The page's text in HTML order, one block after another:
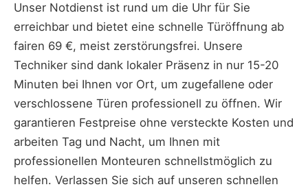
Unser Notdienst ist rund um die Uhr für Sie
erreichbar und bietet eine schnelle Türöffnung ab
fairen 69 €, meist zerstörungsfrei. Unsere
Techniker sind dank lokaler Präsenz in nur 15-20
Minuten bei Ihnen vor Ort, um zugefallene oder
verschlossene Türen professionell zu öffnen. Wir
garantieren Festpreise ohne versteckte Kosten und
arbeiten Tag und Nacht, um Ihnen mit
professionellen Monteuren schnellstmöglich zu
helfen. Verlassen Sie sich auf unseren schnellen